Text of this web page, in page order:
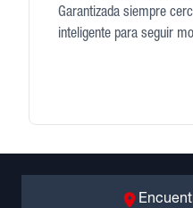
Garantizada siempre
inteligente para seguir